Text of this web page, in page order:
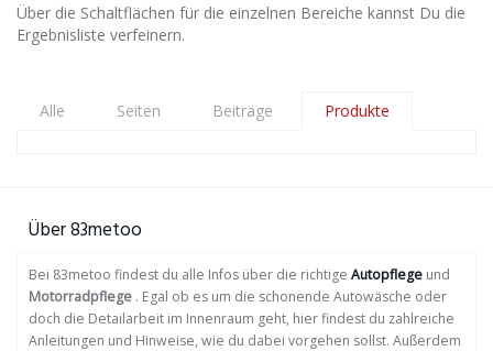
Über die Schaltflächen für die einzelnen Bereiche kannst Du die
Ergebnisliste verfeinern.
Alle Seiten Beiträge Produkte
Über 83metoo
Bei 83metoo findest du alle Infos über die richtige Autopflege und
Motorradpflege . Egal ob es um die schonende Autowäsche oder
doch die Detailarbeit im Innenraum geht, hier findest du zahlreiche
Anleitungen und Hinweise, wie du dabei vorgehen sollst. Außerdem